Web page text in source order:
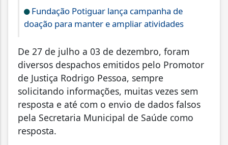
Fundação Potiguar lança campanha de
doação para manter e ampliar atividades
De 27 de julho a 03 de dezembro, foram
diversos despachos emitidos pelo Promotor
de Justiça Rodrigo Pessoa, sempre
solicitando informações, muitas vezes sem
resposta e até com o envio de dados falsos
pela Secretaria Municipal de Saúde como
resposta.